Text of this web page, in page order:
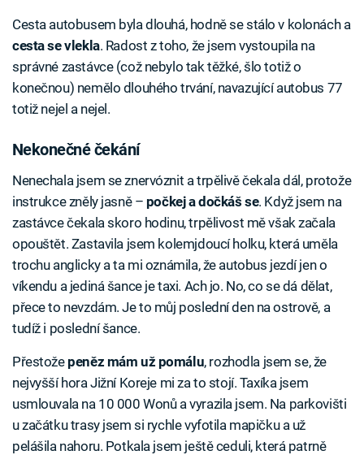
Cesta autobusem byla dlouhá, hodně se stálo v kolonách a
cesta se vlekla. Radost z toho, že jsem vystoupila na
správné zastávce (což nebylo tak těžké, šlo totiž o
konečnou) nemělo dlouhého trvání, navazující autobus 77
totiž nejel a nejel.
Nekonečné čekání
Nenechala jsem se znervóznit a trpělivě čekala dál, protože
instrukce zněly jasně – počkej a dočkáš se. Když jsem na
zastávce čekala skoro hodinu, trpělivost mě však začala
opouštět. Zastavila jsem kolemjdoucí holku, která uměla
trochu anglicky a ta mi oznámila, že autobus jezdí jen o
víkendu a jediná šance je taxi. Ach jo. No, co se dá dělat,
přece to nevzdám. Je to můj poslední den na ostrově, a
tudíž i poslední šance.
Přestože peněz mám už pomálu, rozhodla jsem se, že
nejvyšší hora Jižní Koreje mi za to stojí. Taxíka jsem
usmlouvala na 10 000 Wonů a vyrazila jsem. Na parkovišti
u začátku trasy jsem si rychle vyfotila mapičku a už
pelášila nahoru. Potkala jsem ještě ceduli, která patrně